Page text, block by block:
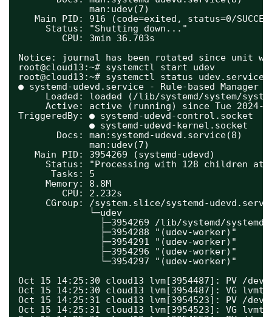
man:udev(7)
Main PID: 916 (code=exited, status=0/
Status: "Shutting down..."
CPU: 3min 36.703s
Notice: journal has been rotated since unit
root@cloud13:~# systemctl start udev
root@cloud13:~# systemctl status udev.service
● systemd-udevd.service - Rule-based Manager
Loaded: loaded (/lib/systemd/system/
Active: active (running) since Tue 2024-
TriggeredBy: ● systemd-udevd-control.socket
● systemd-udevd-kernel.socket
Docs: man:systemd-udevd.service(8)
man:udev(7)
Main PID: 3954269 (systemd-udevd)
Status: "Processing with 128 children at
Tasks: 5
Memory: 8.8M
CPU: 2.232s
CGroup: /system.slice/systemd-
└─udev
├─3954269 /lib/systemd/systemd-
├─3954288 "(udev-worker)"
├─3954291 "(udev-worker)"
├─3954296 "(udev-worker)"
└─3954297 "(udev-worker)"
Oct 15 14:25:30 cloud13 lvm[3954487]: PV /
Oct 15 14:25:30 cloud13 lvm[3954487]: VG
Oct 15 14:25:31 cloud13 lvm[3954523]: PV /
Oct 15 14:25:31 cloud13 lvm[3954523]: VG